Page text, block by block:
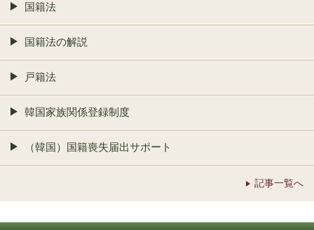
国籍法
国籍法の解説
戸籍法
韓国家族関係登録制度
（韓国）国籍喪失届出サポート
記事一覧へ